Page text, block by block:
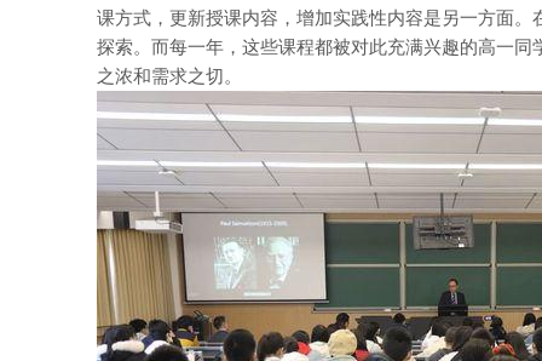
课方式，更新授课内容，增加实践性内容是另一方面
探索。而每一年，这些课程都被对此充满兴趣的高一
之浓和需求之切。